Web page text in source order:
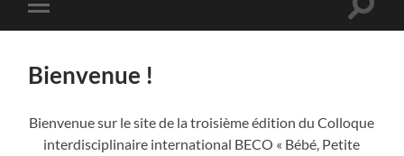
Toggle
mobile
Toggle
Bienvenue !
Bienvenue sur le site de la troisième édition du Colloque
interdisciplinaire international BECO « Bébé, Petite